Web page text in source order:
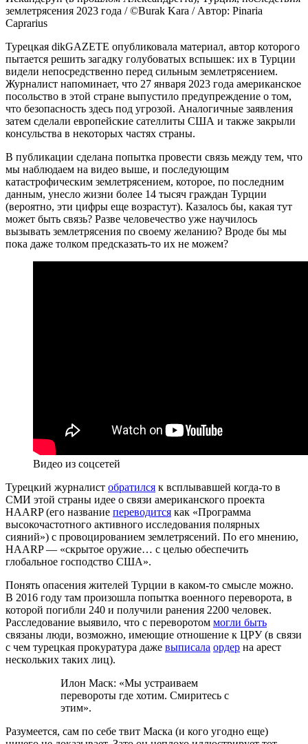
землетрясения 2023 года / ©Burak Kara / Автор: Pinaria
Caprarius
Турецкая dikGAZETE опубликовала материал, автор которого
пытается решить загадку голубоватых вспышек: их в Турции
видели непосредственно перед сильным землетрясением.
Журналист напоминает, что 27 января 2023 года американское
посольство в этой стране выпустило предупреждение о том,
что безопасность здесь под угрозой. Аналогичные заявления
затем сделали европейские сателлиты США и также закрыли
консульства в некоторых частях страны.
В публикации сделана попытка провести связь между тем, что
мы наблюдаем на видео выше, и последующим
катастрофическим землетрясением, которое, по последним
данным, унесло жизни более 14 тысяч граждан Турции
(вероятно, эти цифры еще возрастут). Казалось бы, какая тут
может быть связь? Разве человечество уже научилось
вызывать землетрясения по своему желанию? Вроде бы мы
пока даже толком предсказать-то их не можем?
Видео из соцсетей
Турецкий журналист обратился к всплывавшей когда-то в
СМИ этой страны идее о связи американского проекта
HAARP (его название переводится как «Программа
высокочастотного активного исследования полярных
сияний») с провоцированием землетрясений. По его мнению,
HAARP — «скрытое оружие… с целью обеспечить
глобальное господство США».
Понять опасения жителей Турции в каком-то смысле можно.
В 2016 году там произошла попытка военного переворота, в
которой погибли 240 и получили ранения 2200 человек.
Расследование выявило, что с переворотом могли быть
связаны люди, возможно, имеющие отношение к ЦРУ (в связи
с чем турецкая прокуратура даже выписала ордер на арест
нескольких таких лиц).
Илон Маск: «Мы устраиваем
перевороты где хотим. Смиритесь с
этим».
Разумеется, сам по себе твит Маска (и кого угодно еще)